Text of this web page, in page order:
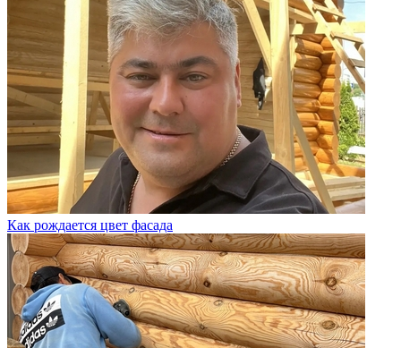
Как рождается цвет фасада